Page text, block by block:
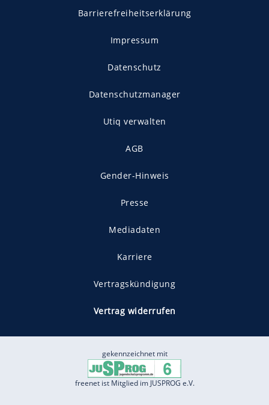
Barrierefreiheitserklärung
Impressum
Datenschutz
Datenschutzmanager
Utiq verwalten
AGB
Gender-Hinweis
Presse
Mediadaten
Karriere
Vertragskündigung
Vertrag widerrufen
gekennzeichnet mit
freenet ist Mitglied im JUSPROG e.V.